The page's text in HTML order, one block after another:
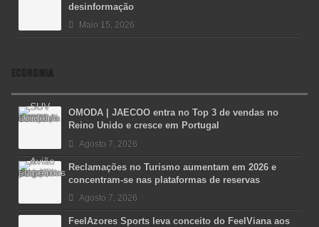
desinformação
Maio 15, 2026
ECONOMIA
OMODA | JAECOO entra no Top 3 de vendas no
Reino Unido e cresce em Portugal
Agosto 7, 2026
Reclamações no Turismo aumentam em 2026 e
concentram-se nas plataformas de reservas
Agosto 7, 2026
FeelAzores Sports leva conceito do FeelViana aos